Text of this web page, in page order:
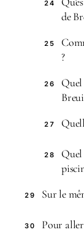
24
de
25
?
26
Quel
27
28
Quel
29 Sur le
30 Pour